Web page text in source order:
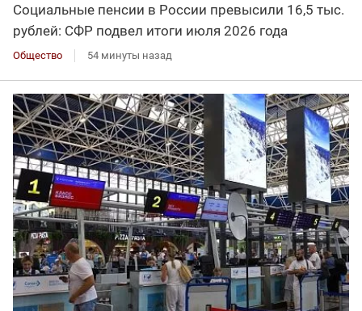
Социальные пенсии в России превысили 16,5 тыс.
рублей: СФР подвел итоги июля 2026 года
Общество 54 минуты назад